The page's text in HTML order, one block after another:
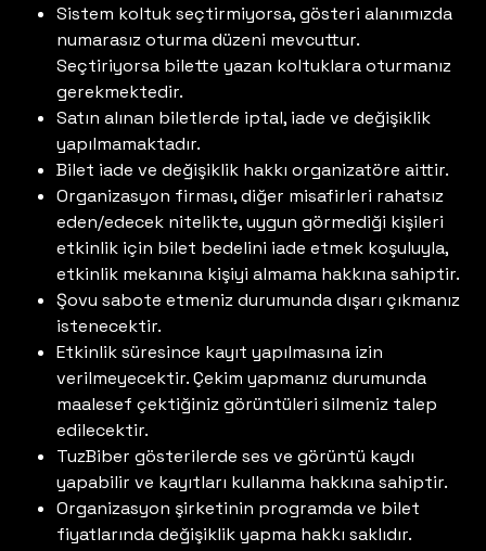
Sistem koltuk seçtirmiyorsa, gösteri alanımızda
numarasız oturma düzeni mevcuttur.
Seçtiriyorsa bilette yazan koltuklara oturmanız
gerekmektedir.
Satın alınan biletlerde iptal, iade ve değişiklik
yapılmamaktadır.
Bilet iade ve değişiklik hakkı organizatöre aittir.
Organizasyon firması, diğer misafirleri rahatsız
eden/edecek nitelikte, uygun görmediği kişileri
etkinlik için bilet bedelini iade etmek koşuluyla,
etkinlik mekanına kişiyi almama hakkına sahiptir.
Şovu sabote etmeniz durumunda dışarı çıkmanız
istenecektir.
Etkinlik süresince kayıt yapılmasına izin
verilmeyecektir. Çekim yapmanız durumunda
maalesef çektiğiniz görüntüleri silmeniz talep
edilecektir.
TuzBiber gösterilerde ses ve görüntü kaydı
yapabilir ve kayıtları kullanma hakkına sahiptir.
Organizasyon şirketinin programda ve bilet
fiyatlarında değişiklik yapma hakkı saklıdır.